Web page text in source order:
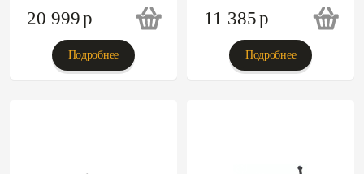
20 999p
Подробнее
11 385p
Подробнее